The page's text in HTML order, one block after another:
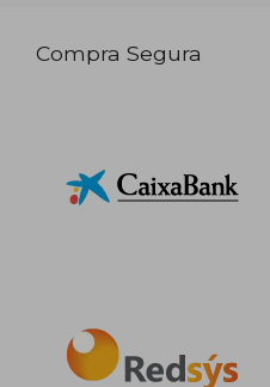
Compra Segura